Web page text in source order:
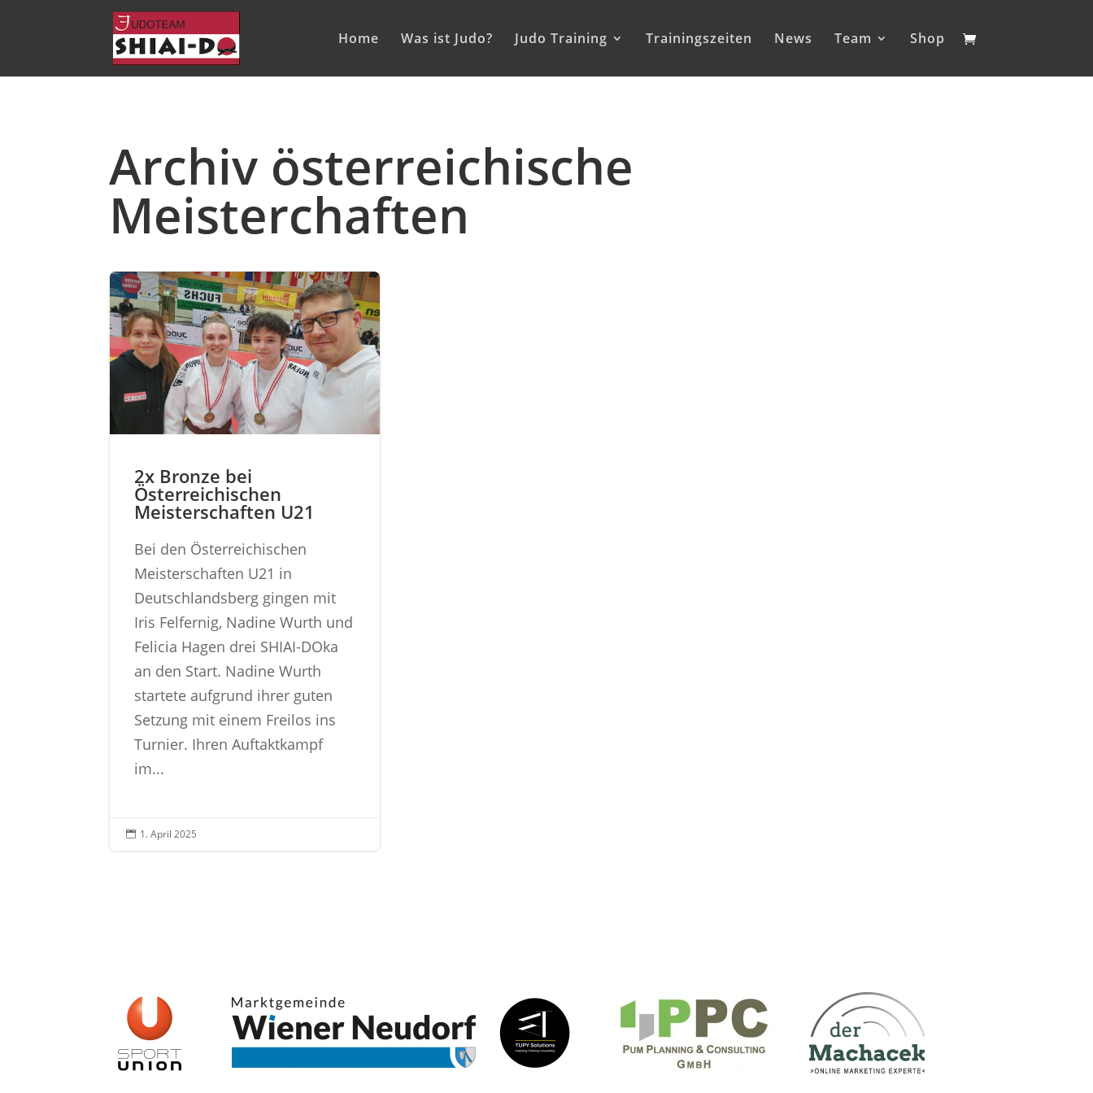
Home Was ist Judo? Judo Training Trainingszeiten News Team Shop
Archiv österreichische
Meisterchaften
2x Bronze bei
Österreichischen
Meisterschaften U21
Bei den Österreichischen
Meisterschaften U21 in
Deutschlandsberg gingen mit
Iris Felfernig, Nadine Wurth und
Felicia Hagen drei SHIAI-DOka
an den Start. Nadine Wurth
startete aufgrund ihrer guten
Setzung mit einem Freilos ins
Turnier. Ihren Auftaktkampf
im...
 1. April 2025